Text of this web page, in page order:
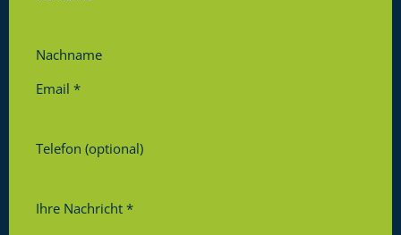
Nachname
Email *
Telefon (optional)
Ihre Nachricht *